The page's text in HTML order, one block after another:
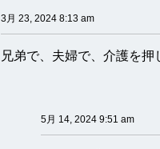
3月 23, 2024 8:13 am
兄弟で、夫婦で、介護を押
5月 14, 2024 9:51 am